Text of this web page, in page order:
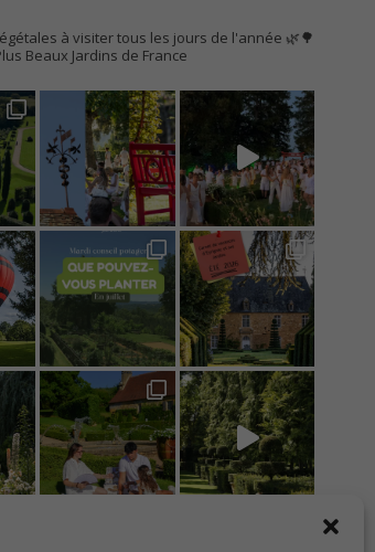
à visiter tous les jours de l'année 🌿🌳
Beaux Jardins de France